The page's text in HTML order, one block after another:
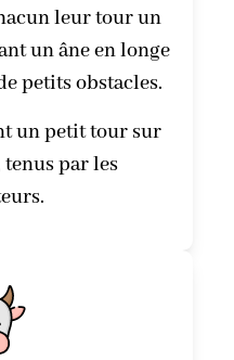
leur tour un
un âne en longe
petits obstacles.
un petit tour sur
tenus par les